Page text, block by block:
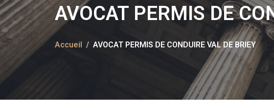
AVOCAT PERMIS DE
Accueil AVOCAT PERMIS DE CONDUIRE VAL DE BRIEY